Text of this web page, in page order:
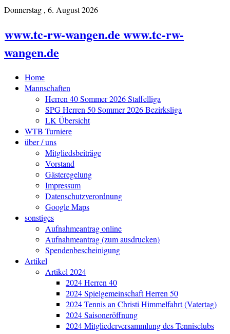
Donnerstag , 6. August 2026
www.tc-rw-wangen.de www.tc-rw-
wangen.de
Home
Mannschaften
Herren 40 Sommer 2026 Staffelliga
SPG Herren 50 Sommer 2026 Bezirksliga
LK Übersicht
WTB Turniere
über / uns
Mitgliedsbeiträge
Vorstand
Gästeregelung
Impressum
Datenschutzverordnung
Google Maps
sonstiges
Aufnahmeantrag online
Aufnahmeantrag (zum ausdrucken)
Spendenbescheinigung
Artikel
Artikel 2024
2024 Herren 40
2024 Spielgemeinschaft Herren 50
2024 Tennis an Christi Himmelfahrt (Vatertag)
2024 Saisoneröffnung
2024 Mitgliederversammlung des Tennisclubs